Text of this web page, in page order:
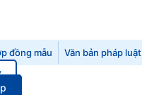
đồng mẫu Văn bản pháp luật